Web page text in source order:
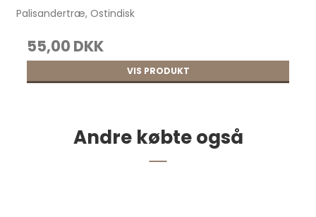
Palisandertræ, Ostindisk
55,00 DKK
VIS PRODUKT
Andre købte også